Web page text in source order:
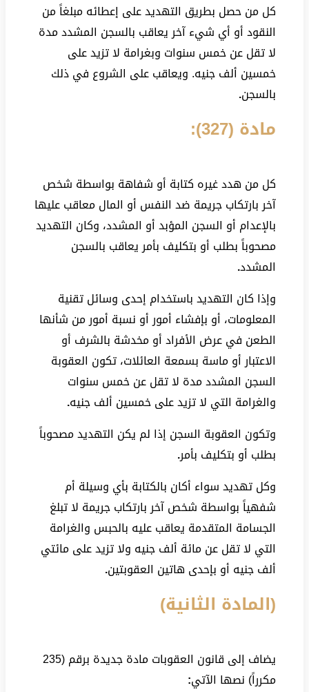
كل من حصل بطريق التهديد على إعطائه مبلغاً من
النقود أو أي شيء آخر يعاقب بالسجن المشدد مدة
لا تقل عن خمس سنوات وبغرامة لا تزيد على
خمسين ألف جنيه. ويعاقب على الشروع في ذلك
بالسجن.
مادة (327):
كل من هدد غيره كتابة أو شفاهة بواسطة شخص
آخر بارتكاب جريمة ضد النفس أو المال معاقب عليها
بالإعدام أو السجن المؤبد أو المشدد، وكان التهديد
مصحوباً بطلب أو بتكليف بأمر يعاقب بالسجن
المشدد.
وإذا كان التهديد باستخدام إحدى وسائل تقنية
المعلومات، أو بإفشاء أمور أو نسبة أمور من شأنها
الطعن في عرض الأفراد أو مخدشة بالشرف أو
الاعتبار أو ماسة بسمعة العائلات، تكون العقوبة
السجن المشدد مدة لا تقل عن خمس سنوات
والغرامة التي لا تزيد على خمسين ألف جنيه.
وتكون العقوبة السجن إذا لم يكن التهديد مصحوباً
بطلب أو بتكليف بأمر.
وكل تهديد سواء أكان بالكتابة بأي وسيلة أم
شفهياً بواسطة شخص آخر بارتكاب جريمة لا تبلغ
الجسامة المتقدمة يعاقب عليه بالحبس والغرامة
التي لا تقل عن مائة ألف جنيه ولا تزيد على مائتي
ألف جنيه أو بإحدى هاتين العقوبتين.
(المادة الثانية)
يضاف إلى قانون العقوبات مادة جديدة برقم (235
مكرراً) نصها الآتي: